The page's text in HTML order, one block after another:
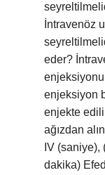
İntravenöz
eder?
enjeksiyon
enjekte
ağızdan
IV
dakika)